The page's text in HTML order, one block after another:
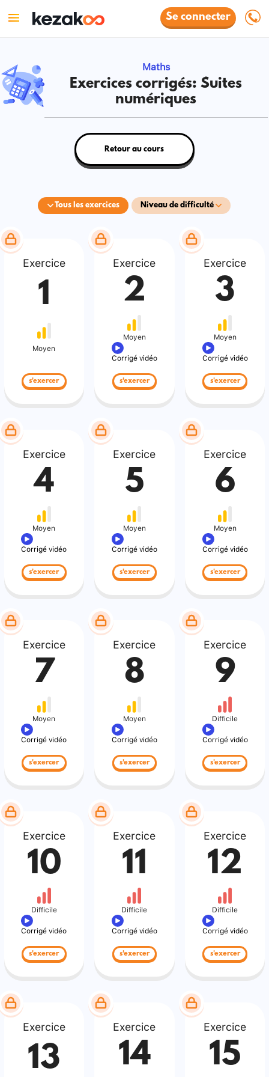
Se connecter
Maths
Exercices corrigés: Suites
numériques
Tous les exercices Niveau de difficulté
Retour au cours
Exercice
1
Moyen
s'exercer
Exercice
2
Moyen
Corrigé vidéo
s'exercer
Exercice
3
Moyen
Corrigé vidéo
s'exercer
Exercice
4
Moyen
Corrigé vidéo
s'exercer
Exercice
5
Moyen
Corrigé vidéo
s'exercer
Exercice
6
Moyen
Corrigé vidéo
s'exercer
Exercice
7
Moyen
Corrigé vidéo
s'exercer
Exercice
8
Moyen
Corrigé vidéo
s'exercer
Exercice
9
Difficile
Corrigé vidéo
s'exercer
Exercice
10
Difficile
Corrigé vidéo
s'exercer
Exercice
11
Difficile
Corrigé vidéo
s'exercer
Exercice
12
Difficile
Corrigé vidéo
s'exercer
Exercice
13
Exercice
14
Exercice
15